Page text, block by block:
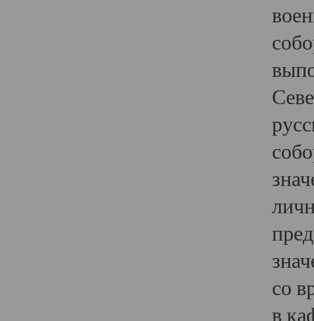
со
в